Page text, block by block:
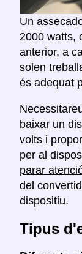
Un
2000 watts,
anterior, a
solen
és adequat
baixar un
volts i
per al
parar
del
dispositiu.
Tipus